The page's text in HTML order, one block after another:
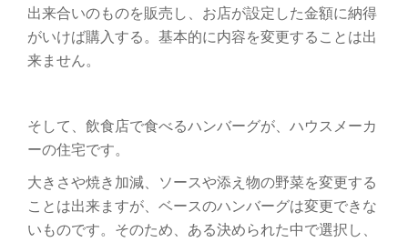
出来合いのものを販売し、お店が設定した金額に納得
がいけば購入する。基本的に内容を変更することは出
来ません。
そして、飲食店で食べるハンバーグが、ハウスメーカ
ーの住宅です。
大きさや焼き加減、ソースや添え物の野菜を変更する
ことは出来ますが、ベースのハンバーグは変更できな
いものです。そのため、ある決められた中で選択し、